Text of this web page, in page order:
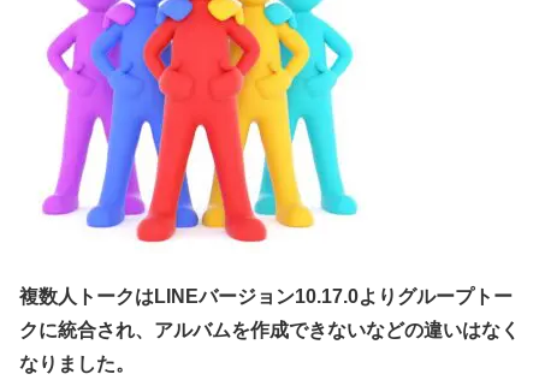
複数人トークはLINEバージョン10.17.0よりグループトー
クに統合され、アルバムを作成できないなどの違いはなく
なりました。